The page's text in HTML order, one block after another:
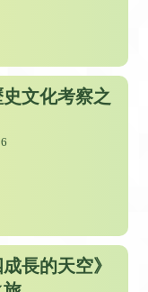
文化考察之
成長的天空》